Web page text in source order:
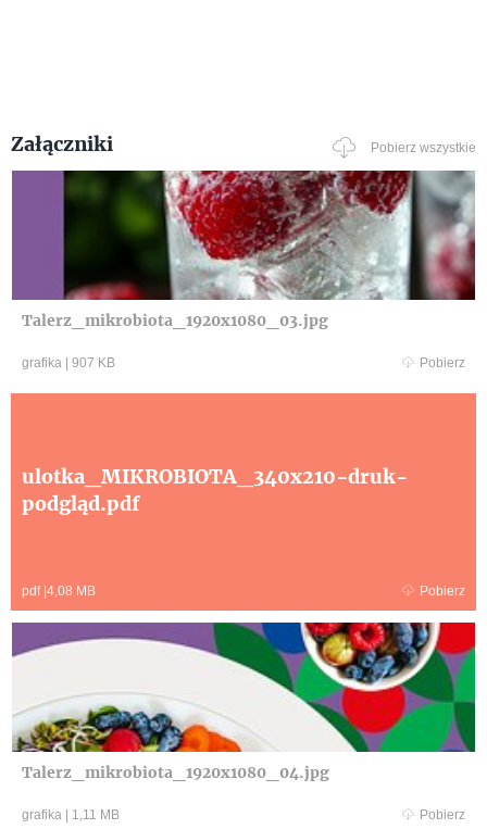
Załączniki Pobierz wszystkie
Talerz_mikrobiota_1920x1080_03.jpg
grafika 907 KB Pobierz
ulotka_MIKROBIOTA_340x210-druk-
podgląd.pdf
pdf| 4,08 MB Pobierz
Talerz_mikrobiota_1920x1080_04.jpg
grafika 1,11 MB Pobierz